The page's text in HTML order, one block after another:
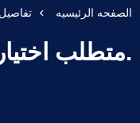
الصفحه الرئيسيه
.متطلب